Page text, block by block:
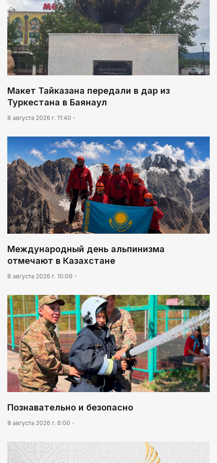
Макет Тайказана передали в дар из
Туркестана в Баянаул
8 августа 2026 г. 11:40
Международный день альпинизма
отмечают в Казахстане
8 августа 2026 г. 10:09
Познавательно и безопасно
8 августа 2026 г. 6:00